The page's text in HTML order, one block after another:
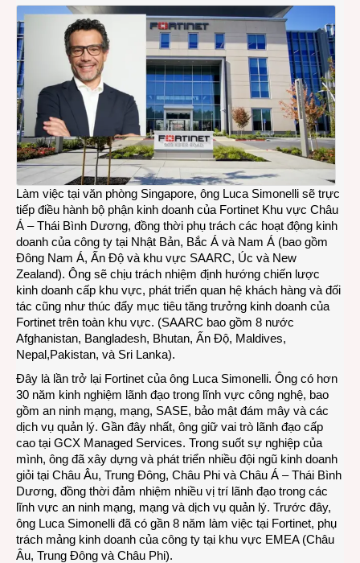
–
Thái
Bình
Làm việc tại văn phòng Singapore, ông Luca Simonelli sẽ trực
tiếp điều hành bộ phận kinh doanh của Fortinet Khu vực Châu
Á – Thái Bình Dương, đồng thời phụ trách các hoạt động kinh
doanh của công ty tại Nhật Bản, Bắc Á và Nam Á (bao gồm
Đông Nam Á, Ấn Độ và khu vực SAARC, Úc và New
Zealand). Ông sẽ chịu trách nhiệm định hướng chiến lược
kinh doanh cấp khu vực, phát triển quan hệ khách hàng và đối
tác cũng như thúc đẩy mục tiêu tăng trưởng kinh doanh của
Fortinet trên toàn khu vực. (SAARC bao gồm 8 nước
Afghanistan, Bangladesh, Bhutan, Ấn Độ, Maldives,
Nepal,Pakistan, và Sri Lanka).
Đây là lần trở lại Fortinet của ông Luca Simonelli. Ông có hơn
30 năm kinh nghiệm lãnh đạo trong lĩnh vực công nghệ, bao
gồm an ninh mạng, mạng, SASE, bảo mật đám mây và các
dịch vụ quản lý. Gần đây nhất, ông giữ vai trò lãnh đạo cấp
cao tại GCX Managed Services. Trong suốt sự nghiệp của
mình, ông đã xây dựng và phát triển nhiều đội ngũ kinh doanh
giỏi tại Châu Âu, Trung Đông, Châu Phi và Châu Á – Thái Bình
Dương, đồng thời đảm nhiệm nhiều vị trí lãnh đạo trong các
lĩnh vực an ninh mạng, mạng và dịch vụ quản lý. Trước đây,
ông Luca Simonelli đã có gần 8 năm làm việc tại Fortinet, phụ
trách mảng kinh doanh của công ty tại khu vực EMEA (Châu
Âu, Trung Đông và Châu Phi).